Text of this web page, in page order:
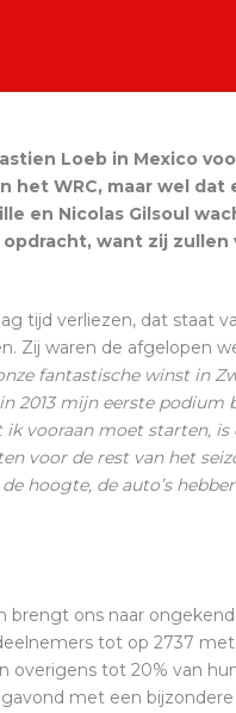
Loeb in Mexico
WRC, maar wel dat
en Nicolas Gilsoul
want zij zullen
tijd verliezen, dat staat
Zij waren de afgelopen
fantastische winst in
2013 mijn eerste podium
vooraan moet starten, is
voor de rest van het
hoogte, de auto’s
brengt ons naar
tot op 2737
tot 20% van
met een